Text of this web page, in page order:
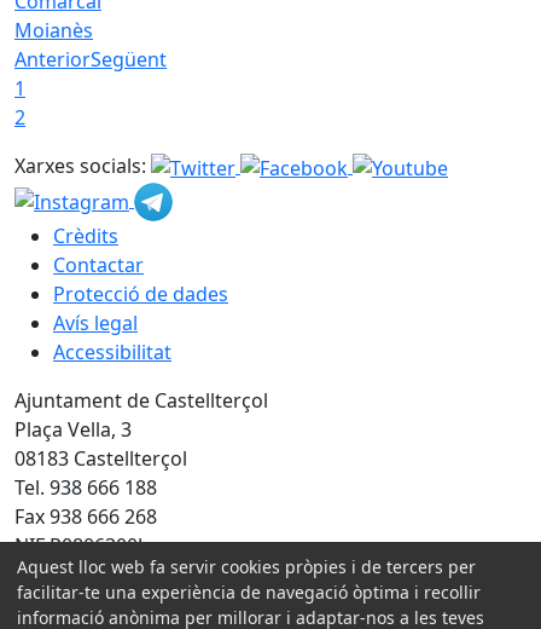
Moianès
AnteriorSegüent
1
2
Xarxes socials:
Crèdits
Contactar
Protecció de dades
Avís legal
Accessibilitat
Ajuntament de Castellterçol
Plaça Vella, 3
08183 Castellterçol
Tel. 938 666 188
Fax 938 666 268
NIF P0806300J
Amb la col·laboració de:
Aquest lloc web fa servir cookies pròpies i de tercers per
facilitar-te una experiència de navegació òptima i recollir
informació anònima per millorar i adaptar-nos a les teves